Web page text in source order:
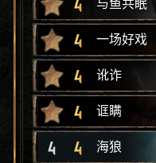
4 与鱼共眠
4 一场好戏
4 讹诈
4 诓瞒
4 4 海狼